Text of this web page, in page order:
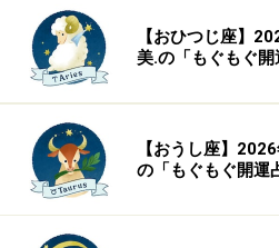
【おひつじ座】
美.の「もぐもぐ開
【おうし座】
の「もぐもぐ開運